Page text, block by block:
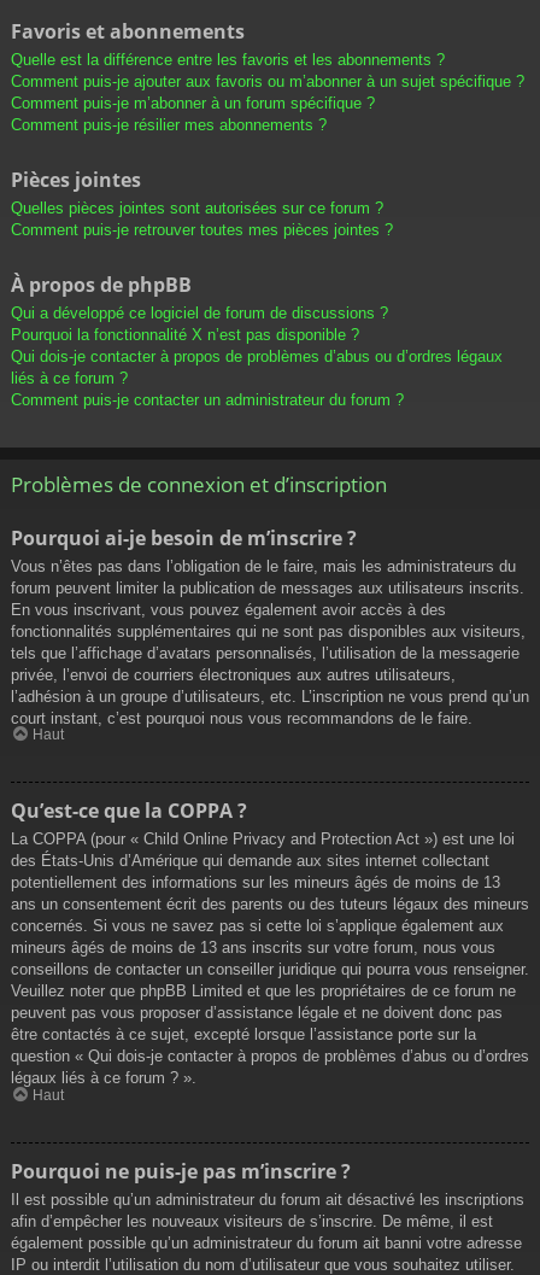
Favoris et abonnements
Quelle est la différence entre les favoris et les abonnements ?
Comment puis-je ajouter aux favoris ou m’abonner à un sujet spécifique ?
Comment puis-je m’abonner à un forum spécifique ?
Comment puis-je résilier mes abonnements ?
Pièces jointes
Quelles pièces jointes sont autorisées sur ce forum ?
Comment puis-je retrouver toutes mes pièces jointes ?
À propos de phpBB
Qui a développé ce logiciel de forum de discussions ?
Pourquoi la fonctionnalité X n’est pas disponible ?
Qui dois-je contacter à propos de problèmes d’abus ou d’ordres légaux
liés à ce forum ?
Comment puis-je contacter un administrateur du forum ?
Problèmes de connexion et d’inscription
Pourquoi ai-je besoin de m’inscrire ?
Vous n’êtes pas dans l’obligation de le faire, mais les administrateurs du
forum peuvent limiter la publication de messages aux utilisateurs inscrits.
En vous inscrivant, vous pouvez également avoir accès à des
fonctionnalités supplémentaires qui ne sont pas disponibles aux visiteurs,
tels que l’affichage d’avatars personnalisés, l’utilisation de la messagerie
privée, l’envoi de courriers électroniques aux autres utilisateurs,
l’adhésion à un groupe d’utilisateurs, etc. L’inscription ne vous prend qu’un
court instant, c’est pourquoi nous vous recommandons de le faire.
Haut
Qu’est-ce que la COPPA ?
La COPPA (pour « Child Online Privacy and Protection Act ») est une loi
des États-Unis d’Amérique qui demande aux sites internet collectant
potentiellement des informations sur les mineurs âgés de moins de 13
ans un consentement écrit des parents ou des tuteurs légaux des mineurs
concernés. Si vous ne savez pas si cette loi s’applique également aux
mineurs âgés de moins de 13 ans inscrits sur votre forum, nous vous
conseillons de contacter un conseiller juridique qui pourra vous renseigner.
Veuillez noter que phpBB Limited et que les propriétaires de ce forum ne
peuvent pas vous proposer d’assistance légale et ne doivent donc pas
être contactés à ce sujet, excepté lorsque l’assistance porte sur la
question « Qui dois-je contacter à propos de problèmes d’abus ou d’ordres
légaux liés à ce forum ? ».
Haut
Pourquoi ne puis-je pas m’inscrire ?
Il est possible qu’un administrateur du forum ait désactivé les inscriptions
afin d’empêcher les nouveaux visiteurs de s’inscrire. De même, il est
également possible qu’un administrateur du forum ait banni votre adresse
IP ou interdit l’utilisation du nom d’utilisateur que vous souhaitez utiliser.